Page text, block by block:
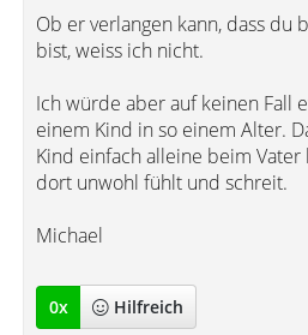
Ob er verlangen kann, dass du
bist, weiss ich nicht.
Ich würde aber auf keinen Fall
einem Kind in so einem Alter.
Kind einfach alleine beim Vater
dort unwohl fühlt und schreit.
Michael
0x Hilfreich